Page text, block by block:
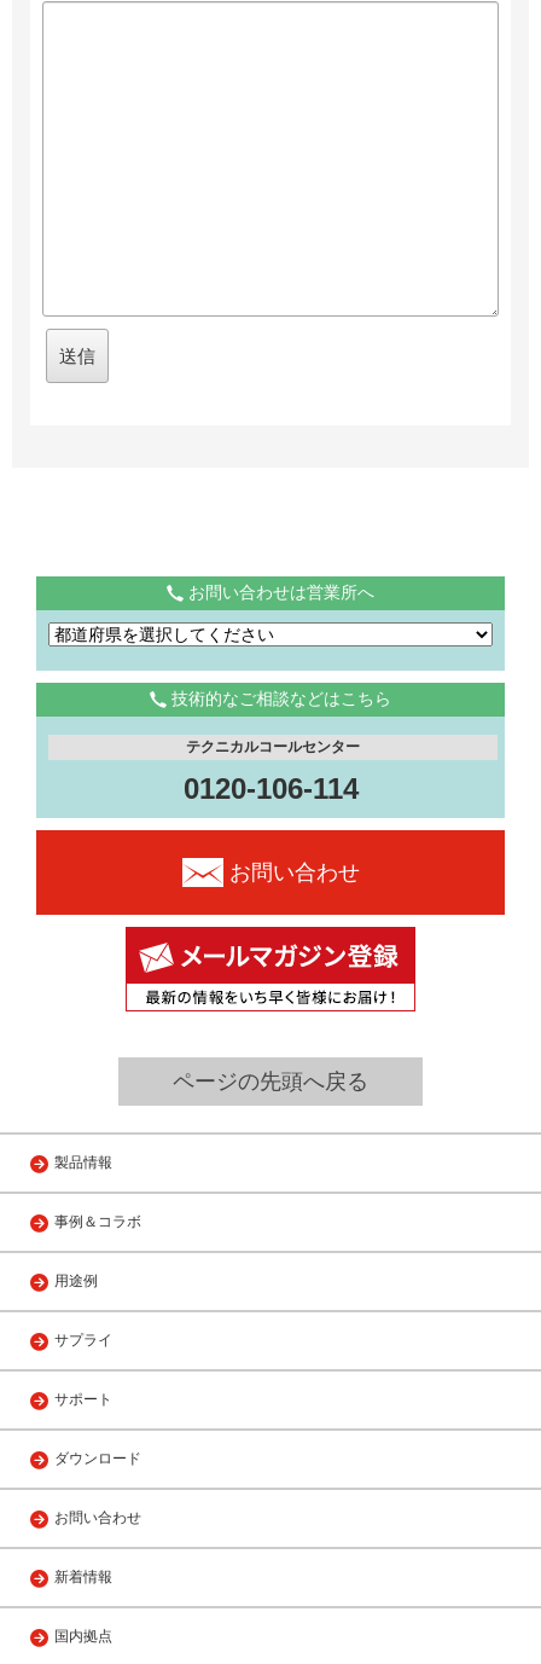
お問い合わせは営業所へ
技術的なご相談などはこちら
テクニカルコールセンター
0120-106-114
お問い合わせ
ページの先頭へ戻る
製品情報
事例＆コラボ
用途例
サプライ
サポート
ダウンロード
お問い合わせ
新着情報
国内拠点